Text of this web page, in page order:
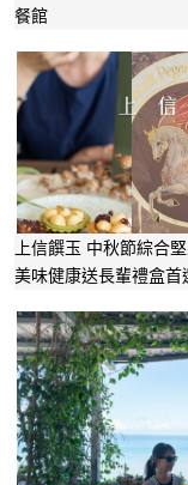
餐館
上信饌玉 中秋節綜合
美味健康送長輩禮盒首